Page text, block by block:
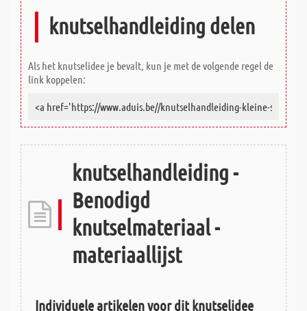
knutselhandleiding delen
Als het knutselidee je bevalt, kun je met de volgende regel de
link koppelen:
knutselhandleiding -
Benodigd
knutselmateriaal -
materiaallijst
Individuele artikelen voor dit knutselidee